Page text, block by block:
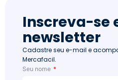
Inscreva-se
newsletter
Cadastre seu e-mail e
Mercafacil.
Seu nome